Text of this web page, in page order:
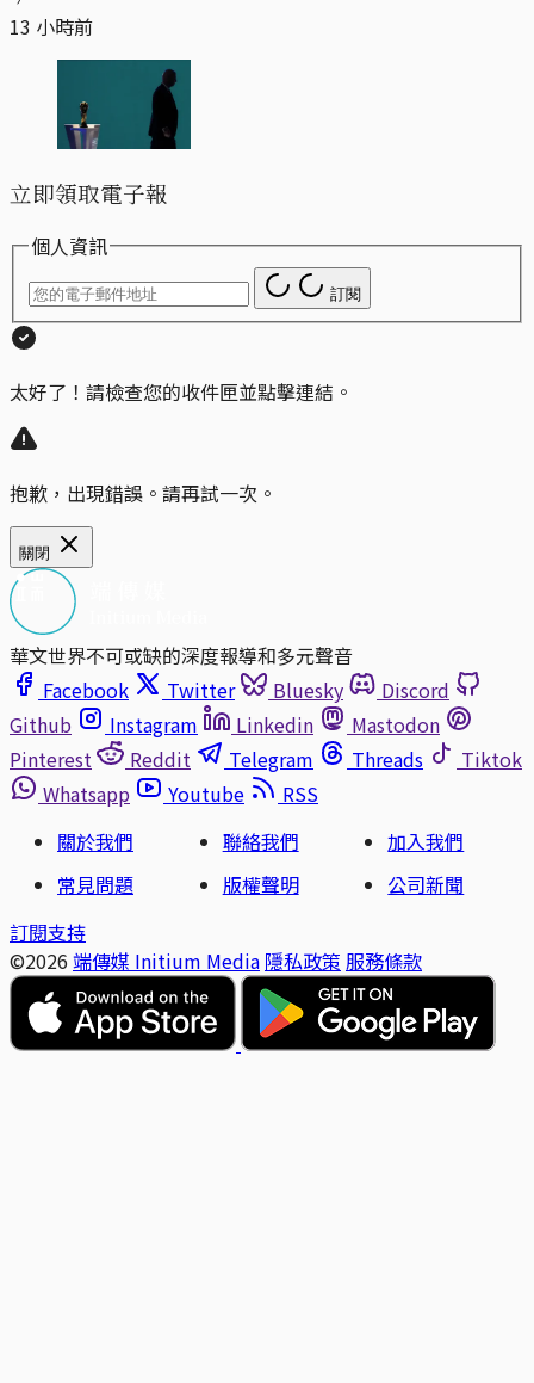
13 小時前
立即領取電子報
個人資訊
訂閱
太好了！請檢查您的收件匣並點擊連結。
抱歉，出現錯誤。請再試一次。
關閉
華文世界不可或缺的深度報導和多元聲音
Facebook
Twitter Bluesky
Discord
Github
Instagram Linkedin
Mastodon
Pinterest
Reddit Telegram Threads
Tiktok
Whatsapp
Youtube
RSS
關於我們
聯絡我們
加入我們
常見問題
版權聲明
公司新聞
訂閱支持
©2026 端傳媒 Initium Media 隱私政策 服務條款